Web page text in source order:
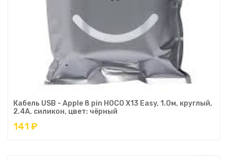
Кабель USB - Apple 8 pin HOCO X13 Easy, 1.0м, круглый,
2.4A, силикон, цвет: чёрный
141 ₽